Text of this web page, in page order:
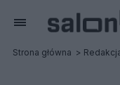
Strona główna